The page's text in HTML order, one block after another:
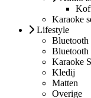
Karaoke
Lifestyle
Bluetooth
Bluetooth
Karaoke
Kledij
Matten
Overige